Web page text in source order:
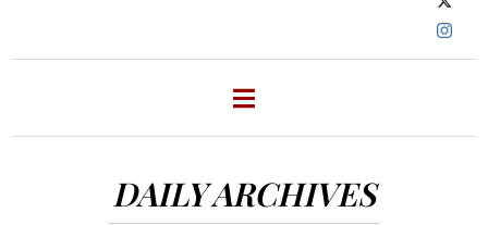
DAILY ARCHIVES